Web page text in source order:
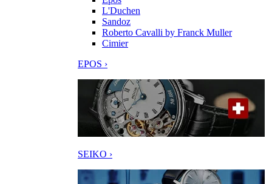
L'Duchen
Sandoz
Roberto Cavalli by Franck Muller
Cimier
EPOS ›
SEIKO ›